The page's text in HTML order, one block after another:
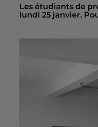
Les étudiants de
lundi 25 janvier.